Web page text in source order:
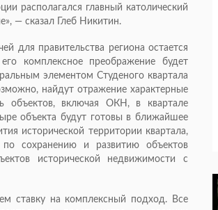
располагался главный католический
— сказал Глеб Никитин.
для правительства региона остается
комплексное преображение будет
элементом Студеного квартала
найдут отражение характерные
объектов, включая ОКН, в квартале
объекта будут готовы в ближайшее
исторической территории квартала,
сохранению и развитию объектов
исторической недвижимости с
ставку на комплексный подход. Все